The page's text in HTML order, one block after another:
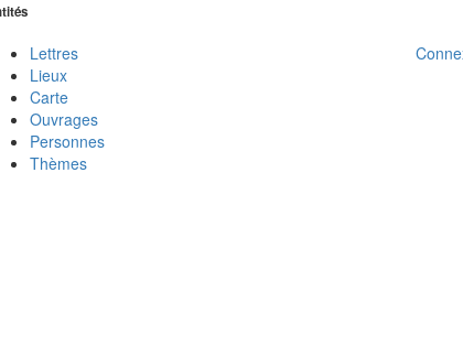
Lettres
Lieux
Carte
Ouvrages
Personnes
Thèmes